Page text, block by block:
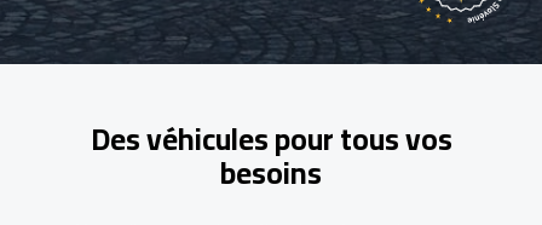
Des véhicules pour tous vos
besoins